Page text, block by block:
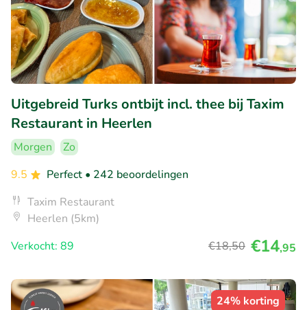
Uitgebreid Turks ontbijt incl. thee bij Taxim
Restaurant in Heerlen
Morgen
Zo
9.5
Perfect • 242 beoordelingen
Taxim Restaurant
Heerlen (5km)
Verkocht: 89
€18,50 €14,95
24% korting